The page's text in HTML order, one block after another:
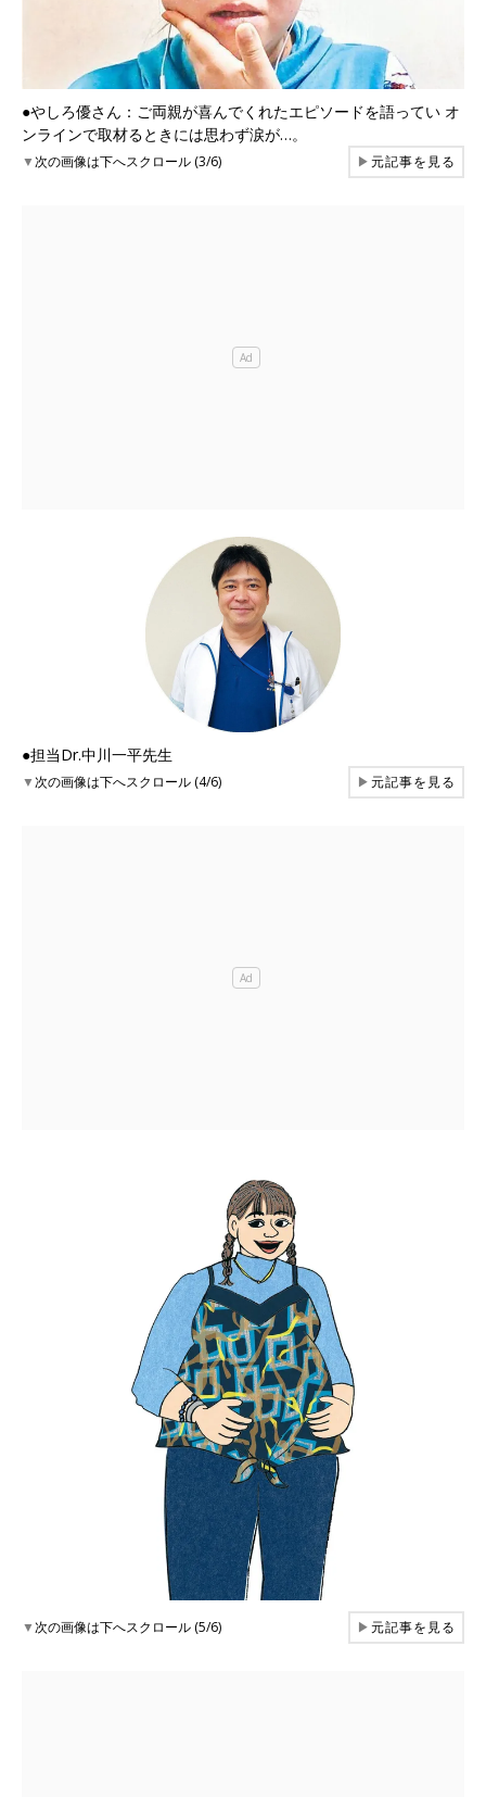
●やしろ優さん：ご両親が喜んでくれたエピソードを語ってい オ
ンラインで取材るときには思わず涙が…。
▼次の画像は下へスクロール (3/6) ▶元記事を見る
●担当Dr.中川一平先生
▼次の画像は下へスクロール (4/6) ▶元記事を見る
▼次の画像は下へスクロール (5/6) ▶元記事を見る